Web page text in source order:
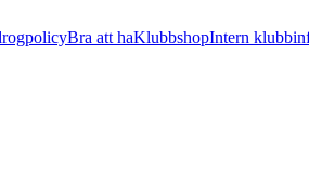
Bra att haKlubbshopIntern